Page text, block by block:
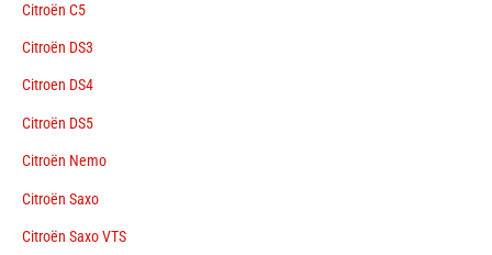
Citroën C5
Citroën DS3
Citroen DS4
Citroën DS5
Citroën Nemo
Citroën Saxo
Citroën Saxo VTS